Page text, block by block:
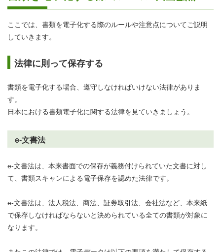
ここでは、書類を電子化する際のルールや注意点についてご説明
していきます。
法律に則って保存する
書類を電子化する場合、遵守しなければいけない法律がありま
す。
日本における書類電子化に関する法律を見ていきましょう。
e-文書法
e-文書法は、本来書面での保存が義務付けられていた文書に対し
て、書類スキャンによる電子保存を認めた法律です。
e-文書法は、法人税法、商法、証券取引法、会社法など、本来紙
で保存しなければならないと決められている全ての書類が対象に
なります。